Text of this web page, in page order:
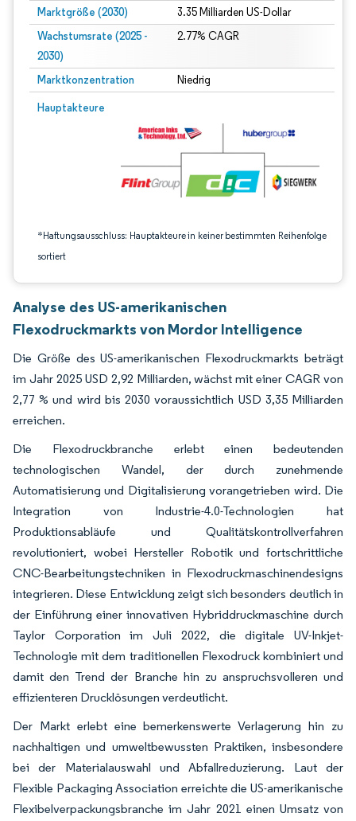
Marktgröße (2030) 3.35 Milliarden US-Dollar
Wachstumsrate (2025 -
2030)
2.77% CAGR
Marktkonzentration Niedrig
Hauptakteure
*Haftungsausschluss: Hauptakteure in keiner bestimmten Reihenfolge
sortiert
Bild © Mordor Intelligence. Wiederverwendung erfordert Namensnennung
Analyse des US-amerikanischen
Flexodruckmarkts von Mordor Intelligence
Die Größe des US-amerikanischen Flexodruckmarkts beträgt
im Jahr 2025 USD 2,92 Milliarden, wächst mit einer CAGR von
2,77 % und wird bis 2030 voraussichtlich USD 3,35 Milliarden
erreichen.
Die Flexodruckbranche erlebt einen bedeutenden
technologischen Wandel, der durch zunehmende
Automatisierung und Digitalisierung vorangetrieben wird. Die
Integration von Industrie-4.0-Technologien hat
Produktionsabläufe und Qualitätskontrollverfahren
revolutioniert, wobei Hersteller Robotik und fortschrittliche
CNC-Bearbeitungstechniken in Flexodruckmaschinendesigns
integrieren. Diese Entwicklung zeigt sich besonders deutlich in
der Einführung einer innovativen Hybriddruckmaschine durch
Taylor Corporation im Juli 2022, die digitale UV-Inkjet-
Technologie mit dem traditionellen Flexodruck kombiniert und
damit den Trend der Branche hin zu anspruchsvolleren und
effizienteren Drucklösungen verdeutlicht.
Der Markt erlebt eine bemerkenswerte Verlagerung hin zu
nachhaltigen und umweltbewussten Praktiken, insbesondere
bei der Materialauswahl und Abfallreduzierung. Laut der
Flexible Packaging Association erreichte die US-amerikanische
Flexibelverpackungsbranche im Jahr 2021 einen Umsatz von